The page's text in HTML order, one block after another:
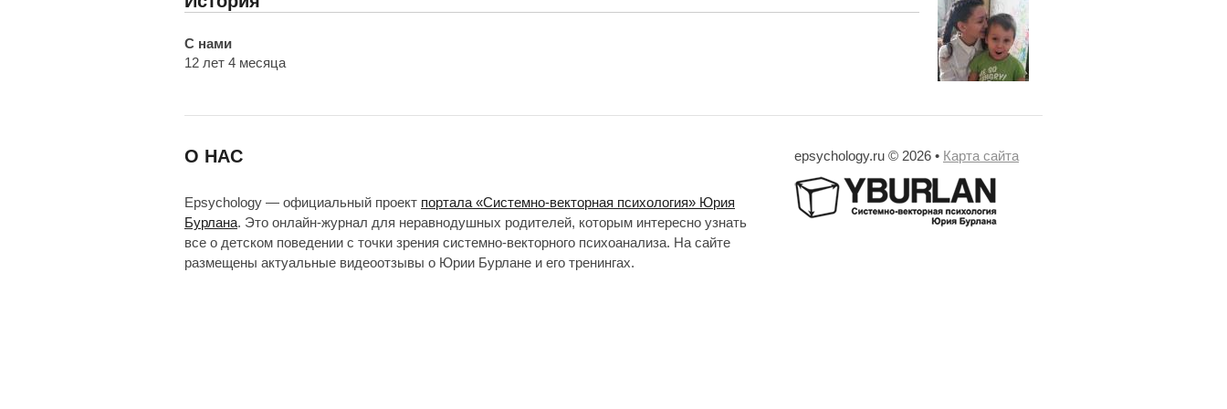
С нами
12 лет 4 месяца
epsychology.ru © 2026 • Карта сайта
О НАС
Epsychology — официальный проект портала «Системно-векторная психология» Юрия
Бурлана. Это онлайн-журнал для неравнодушных родителей, которым интересно узнать
все о детском поведении с точки зрения системно-векторного психоанализа. На сайте
размещены актуальные видеоотзывы о Юрии Бурлане и его тренингах.